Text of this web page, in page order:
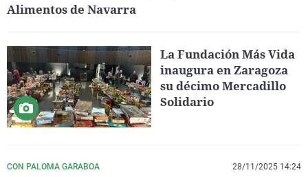
Alimentos de Navarra
La Fundación Más Vida
inaugura en Zaragoza
su décimo Mercadillo
Solidario
CON PALOMA GARABOA 28/11/2025 14:24